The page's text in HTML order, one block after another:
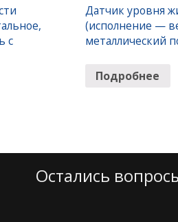
с
Датчик уровня
(исполнение —
металлический
Подробнее
Остались